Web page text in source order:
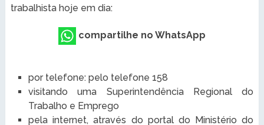
trabalhista hoje em dia:
compartilhe no WhatsApp
por telefone: pelo telefone 158
visitando uma Superintendência Regional do
Trabalho e Emprego
pela internet, através do portal do Ministério do